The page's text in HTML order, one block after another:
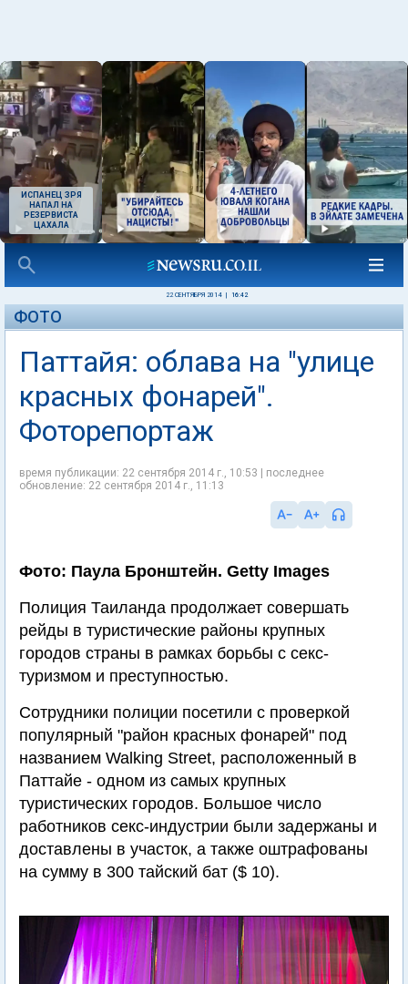
ИСПАНЕЦ ЗРЯ
НАПАЛ НА
РЕЗЕРВИСТА
ЦАХАЛА
22 СЕНТЯБРЯ 2014 16:42
ФОТО
Паттайя: облава на "улице
красных фонарей".
Фоторепортаж
время публикации: 22 сентября 2014 г., 10:53 | последнее
обновление: 22 сентября 2014 г., 11:13
Фото: Паула Бронштейн. Getty Images
Полиция Таиланда продолжает совершать
рейды в туристические районы крупных
городов страны в рамках борьбы с секс-
туризмом и преступностью.
Сотрудники полиции посетили с проверкой
популярный "район красных фонарей" под
названием Walking Street, расположенный в
Паттайе - одном из самых крупных
туристических городов. Большое число
работников секс-индустрии были задержаны и
доставлены в участок, а также оштрафованы
на сумму в 300 тайский бат ($ 10).